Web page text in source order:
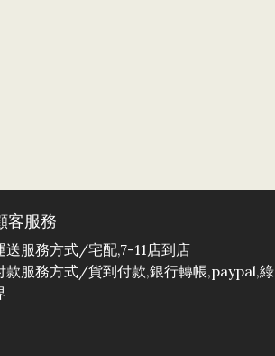
客服務
送服務方式/宅配,7-11店到店
款服務方式/貨到付款,銀行轉帳,paypal,綠